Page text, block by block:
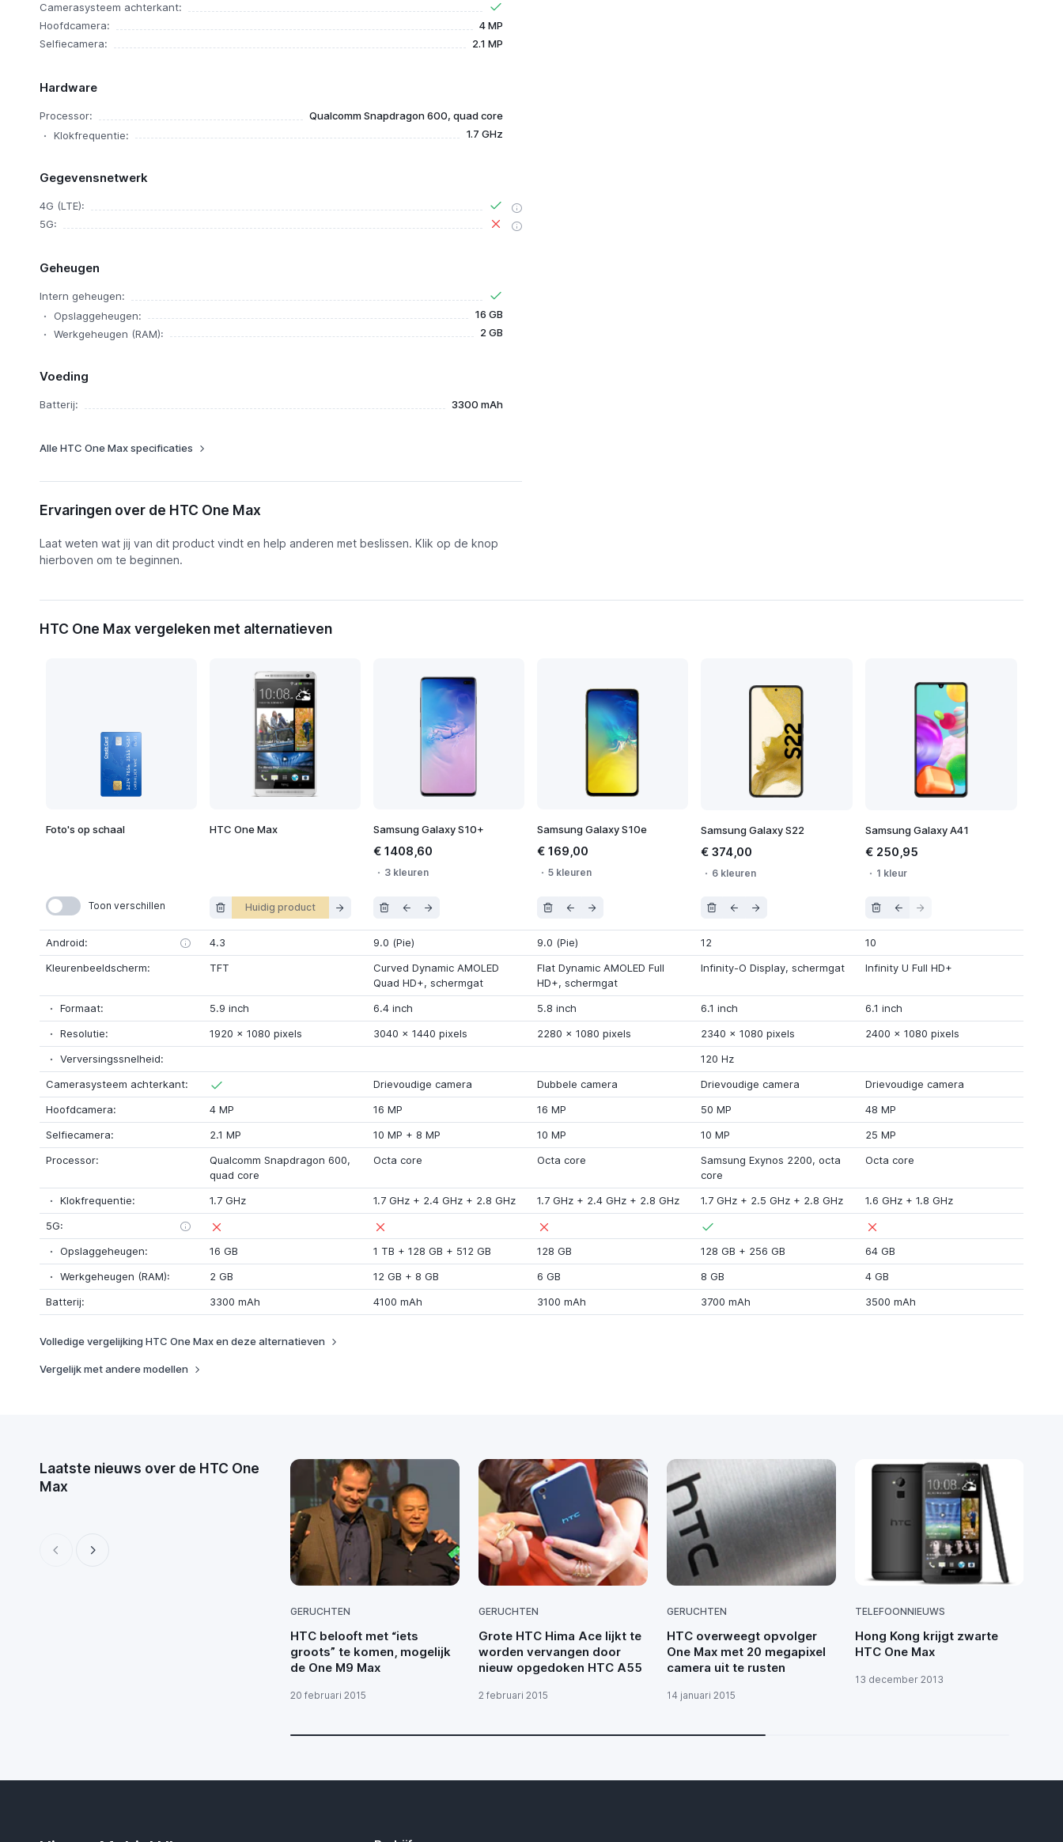
Camerasysteem achterkant:
Hoofdcamera:
4 MP
Selfiecamera:
2.1 MP
Hardware
Processor:
Qualcomm Snapdragon 600, quad core
Klokfrequentie:
1.7 GHz
Gegevensnetwerk
4G (LTE):
5G:
Geheugen
Intern geheugen:
Opslaggeheugen:
16 GB
Werkgeheugen (RAM):
2 GB
Voeding
Batterij: 3300 mAh
Alle HTC One Max specificaties
Ervaringen over de HTC One Max
Laat weten wat jij van dit product vindt en help anderen met beslissen. Klik op de knop
hierboven om te beginnen.
HTC One Max vergeleken met alternatieven
Foto's op schaal HTC One Max Samsung Galaxy S10+
€ 1408,60
3 kleuren
Samsung Galaxy S10e
€ 169,00
5 kleuren
Samsung Galaxy S22
€ 374,00
6 kleuren
Samsung Galaxy A41
€ 250,95
1 kleur
Toon verschillen Huidig product
Android: 4.3 9.0 (Pie) 9.0 (Pie) 12
10
Kleurenbeeldscherm:
TFT
Curved Dynamic AMOLED
Quad HD+, schermgat
Flat Dynamic AMOLED Full
HD+, schermgat
Infinity-O Display, schermgat Infinity U Full HD+
Formaat: 5.9 inch 6.4 inch 5.8 inch 6.1 inch
6.1 inch
Resolutie:
1920 x 1080 pixels 3040 x 1440 pixels 2280 x 1080 pixels 2340 x 1080 pixels 2400 x 1080 pixels
Verversingssnelheid:
120 Hz
Camerasysteem achterkant:
Drievoudige camera Dubbele camera Drievoudige camera
Drievoudige camera
Hoofdcamera:
4 MP 16 MP 16 MP 50 MP
48 MP
Selfiecamera:
2.1 MP 10 MP + 8 MP 10 MP 10 MP
25 MP
Processor:
Qualcomm Snapdragon 600,
quad core
Octa core Octa core Samsung Exynos 2200, octa
core
Octa core
Klokfrequentie: 1.7 GHz 1.7 GHz+ 2.4 GHz+ 2.8 GHz 1.7 GHz+ 2.4 GHz+ 2.8 GHz 1.7 GHz+ 2.5 GHz+ 2.8 GHz 1.6 GHz+ 1.8 GHz
5G:
Opslaggeheugen:
16 GB 1 TB + 128 GB + 512 GB 128 GB 128 GB + 256 GB
64 GB
Werkgeheugen (RAM):
2 GB 12 GB + 8 GB 6 GB 8 GB
4 GB
Batterij:
3300 mAh 4100 mAh 3100 mAh 3700 mAh 3500 mAh
Volledige vergelijking HTC One Max en deze alternatieven
Vergelijk met andere modellen
Laatste nieuws over de HTC One
Max
GERUCHTEN
HTC belooft met “iets
groots” te komen, mogelijk
de One M9 Max
20 februari 2015
GERUCHTEN
Grote HTC Hima Ace lijkt te
worden vervangen door
nieuw opgedoken HTC A55
2 februari 2015
GERUCHTEN
HTC overweegt opvolger
One Max met 20 megapixel
camera uit te rusten
14 januari 2015
TELEFOONNIEUWS
Hong Kong krijgt zwarte
HTC One Max
13 december 2013